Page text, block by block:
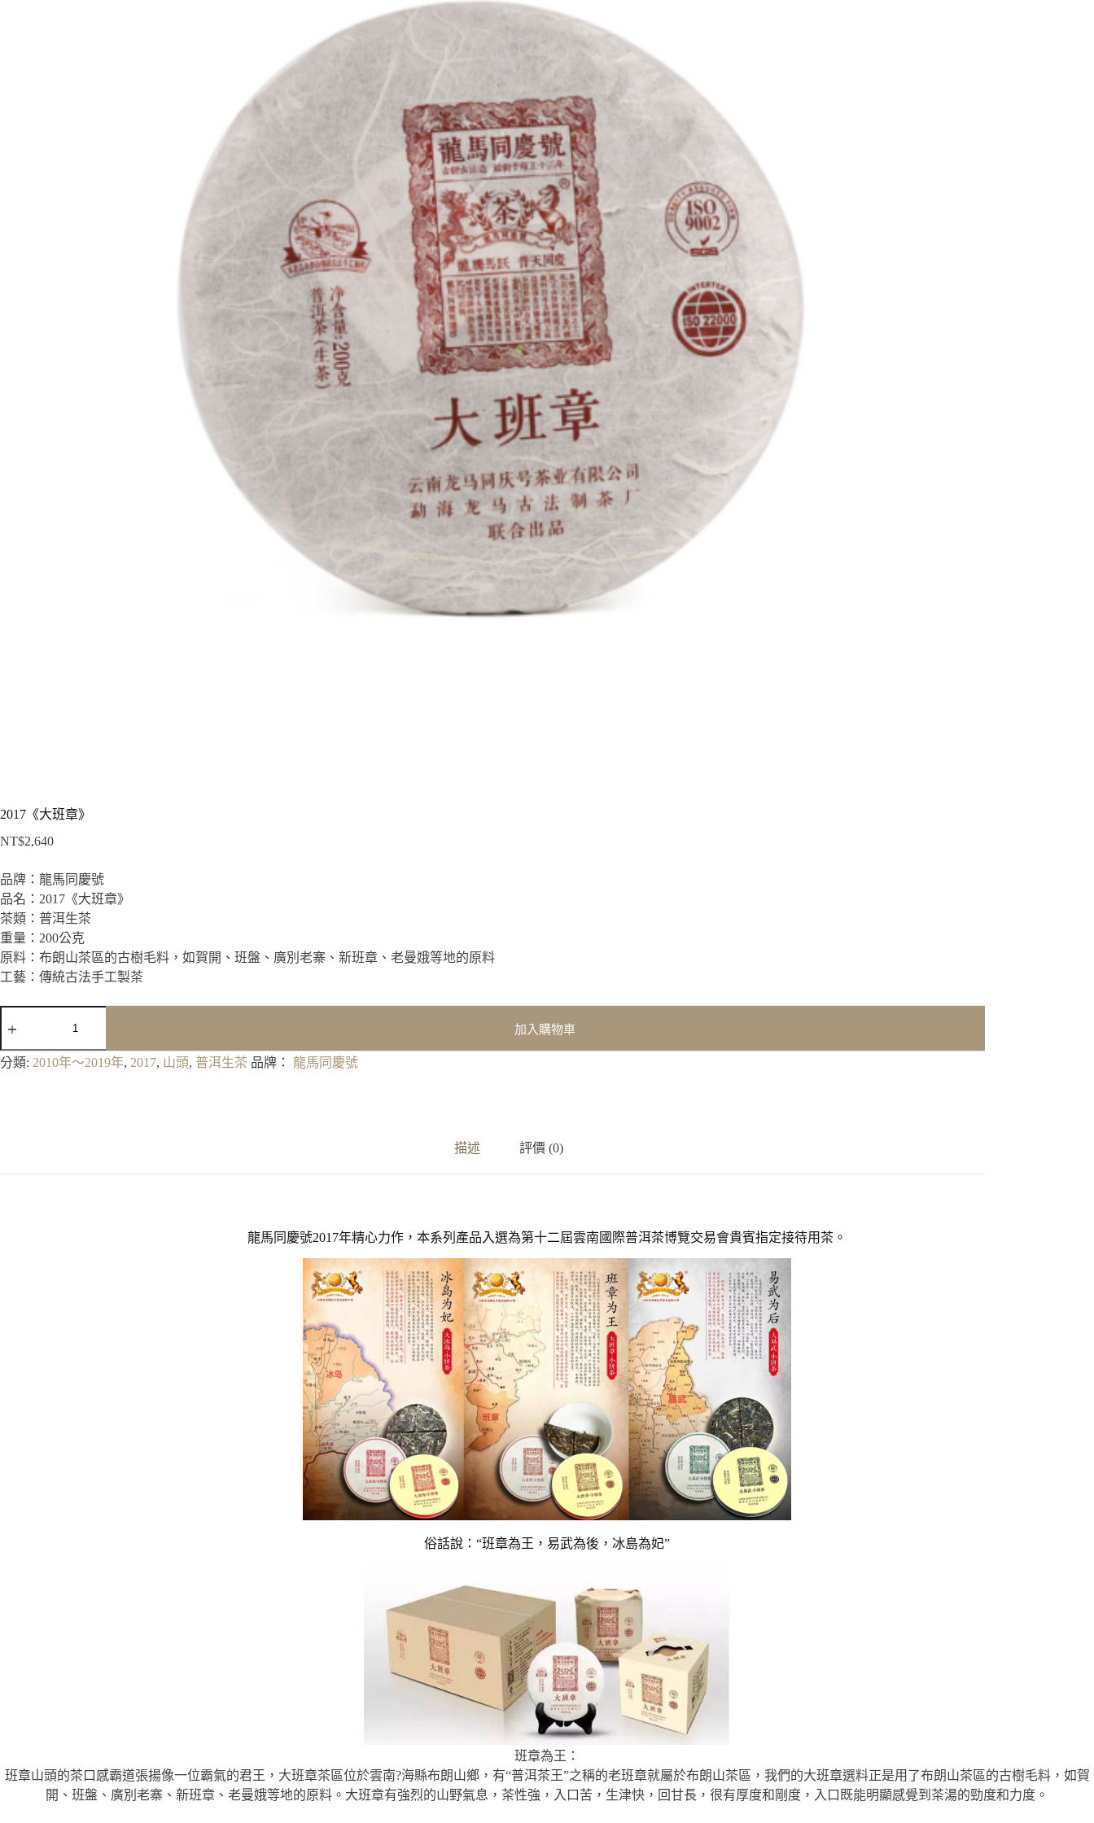
2017《大班章》
NT$2,640
品牌：龍馬同慶號
品名：2017《大班章》
茶類：普洱生茶
重量：200公克
原料：布朗山茶區的古樹毛料，如賀開、班盤、廣別老寨、新班章、老曼娥等地的原料
工藝：傳統古法手工製茶
班
章》
數
加入購物車
分類: 2010年～2019年, 2017, 山頭, 普洱生茶 品牌： 龍馬同慶號
描述 評價 (0)
龍馬同慶號2017年精心力作，本系列產品入選為第十二屆雲南國際普洱茶博覽交易會貴賓指定接待用茶。
俗話說：“班章為王，易武為後，冰島為妃”
班章為王：
班章山頭的茶口感霸道張揚像一位霸氣的君王，大班章茶區位於雲南?海縣布朗山鄉，有“普洱茶王”之稱的老班章就屬於布朗山茶區，我們的大班章選料正是用了布朗山茶區的古樹毛料，如賀
開、班盤、廣別老寨、新班章、老曼娥等地的原料。大班章有強烈的山野氣息，茶性強，入口苦，生津快，回甘長，很有厚度和剛度，入口既能明顯感覺到茶湯的勁度和力度。